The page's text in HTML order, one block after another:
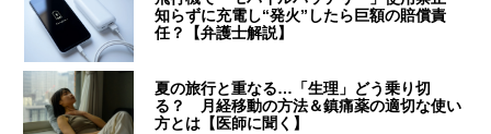
知らずに充電し“発火”したら巨額の賠償責
任？【弁護士解説】
夏の旅行と重なる…「生理」どう乗り切
る？ 月経移動の方法＆鎮痛薬の適切な使い
方とは【医師に聞く】